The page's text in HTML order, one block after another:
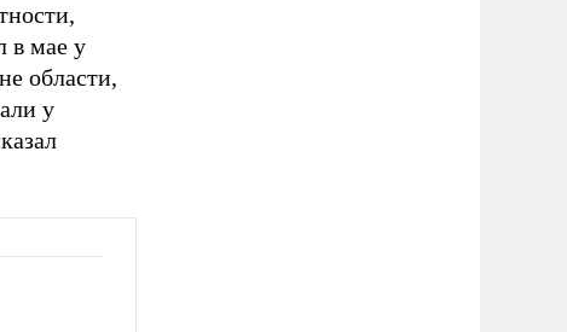
в мае у
области,
у